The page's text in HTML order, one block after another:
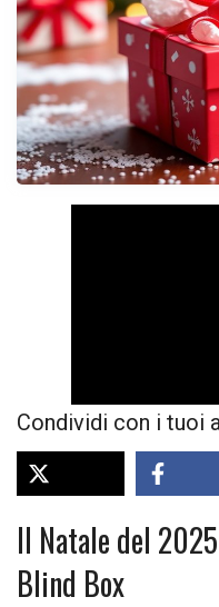
Condividi con i tuoi
Il Natale del
Blind Box